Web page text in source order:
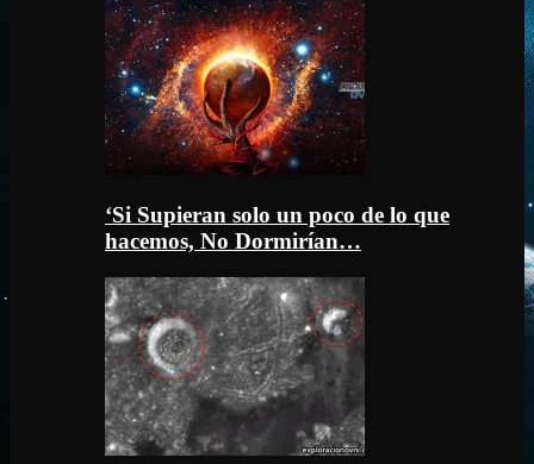
‘Si Supieran solo un poco de lo que
hacemos, No Dormirían…